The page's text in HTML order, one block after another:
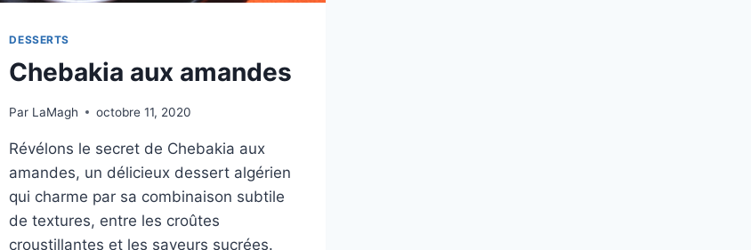
DESSERTS
Chebakia aux amandes
Par LaMagh octobre 11, 2020
Révélons le secret de Chebakia aux
amandes, un délicieux dessert algérien
qui charme par sa combinaison subtile
de textures, entre les croûtes
croustillantes et les saveurs sucrées.